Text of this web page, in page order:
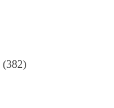
(382)